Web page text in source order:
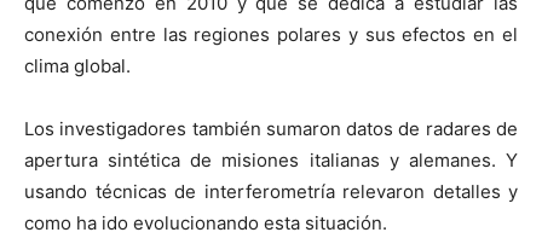
conexión entre las regiones polares y sus efectos en el
clima global.
Los investigadores también sumaron datos de radares de
apertura sintética de misiones italianas y alemanes. Y
usando técnicas de interferometría relevaron detalles y
como ha ido evolucionando esta situación.